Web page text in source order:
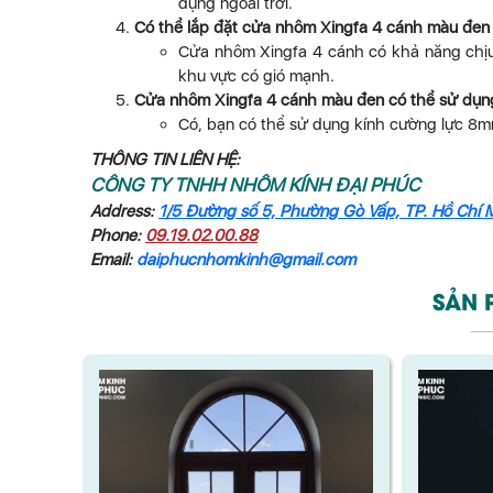
Có thể lắp đặt cửa nhôm Xingfa 4 cánh màu
Cửa nhôm Xingfa 4 cánh có khả năng
khu vực có gió mạnh.
Cửa nhôm Xingfa 4 cánh màu đen có thể sử
Có, bạn có thể sử dụng kính cường lực
THÔNG TIN LIÊN HỆ:
CÔNG TY TNHH NHÔM KÍNH ĐẠI PHÚC
Address: 1/5 Đường số 5, Phường Gò Vấp, TP. Hồ Chí
Phone: 09.19.02.00.88
Email: daiphucnhomkinh@gmail.com
SẢN